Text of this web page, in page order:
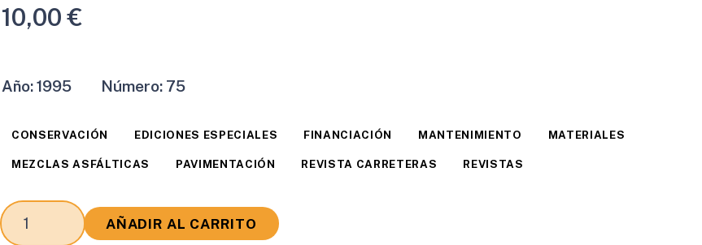
10,00€
Año:1995 Número: 75
CONSERVACIÓN EDICIONES ESPECIALES FINANCIACIÓN MANTENIMIENTO MATERIALES
MEZCLAS ASFÁLTICAS PAVIMENTACIÓN REVISTA CARRETERAS REVISTAS
Revista
Carreteras
AÑADIR AL CARRITO